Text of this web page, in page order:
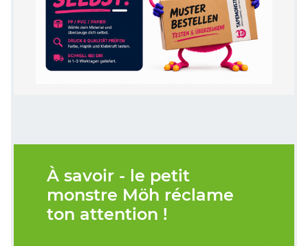
À savoir - le petit
monstre Möh réclame
ton attention !